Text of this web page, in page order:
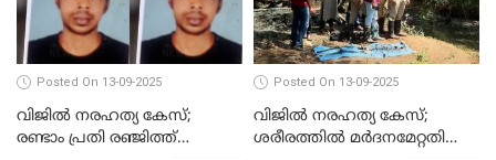
Posted On 13-09-2025
വിജിൽ നരഹത്യ കേസ്;
രണ്ടാം പ്രതി രഞ്ജിത്ത്
Posted On 13-09-2025
വിജില്‍ നരഹത്യ കേസ്;
ശരീരത്തില്‍ മര്‍ദനമേറ്റതിന്റെ